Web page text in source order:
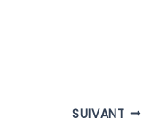
SUIVANT